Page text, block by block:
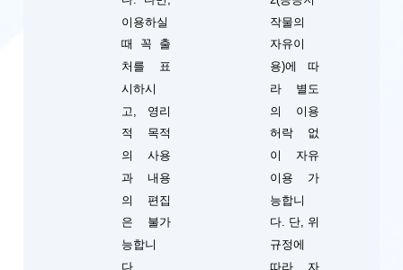
이용하실
때 꼭 출
처를 표
시하시
고, 영리
적 목적
의 사용
과 내용
의 편집
은 불가
능합니
다.
작물의
자유이
용)에 따
라 별도
의 이용
허락 없
이 자유
이용 가
능합니
다. 단, 위
규정에
따라 자